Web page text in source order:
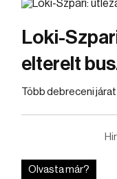
Loki-
elterelt
Több debreceni
Olvasta már?